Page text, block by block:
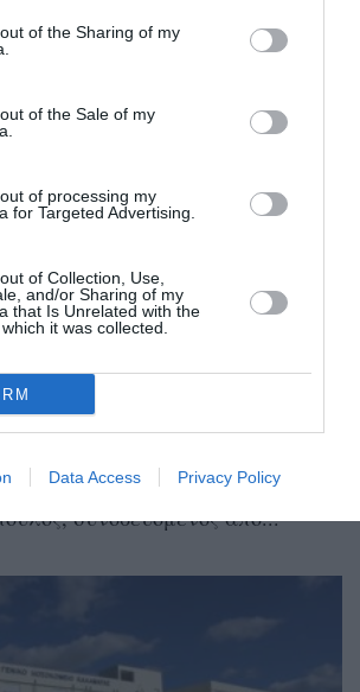
of the Sharing of my
of the Sale of my
of processing my
for Targeted Advertising.
of Collection, Use,
and/or Sharing of my
that Is Unrelated with the
it was collected.
Data Access Privacy Policy
αύριο ο Κυριάκος
της Ελληνικής Λύσης,
συνοδευόμενος από...